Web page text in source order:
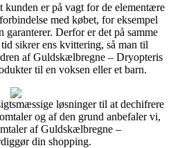
kunden er på vagt for de elementære
med købet, for eksempel
Derfor er det på samme
sikrer ens kvittering, så man til
af Guldskælbregne – Dryopteris
til en voksen eller et barn.
løsninger til at dechifrere
og af den grund anbefaler vi,
af Guldskælbregne –
din shopping.